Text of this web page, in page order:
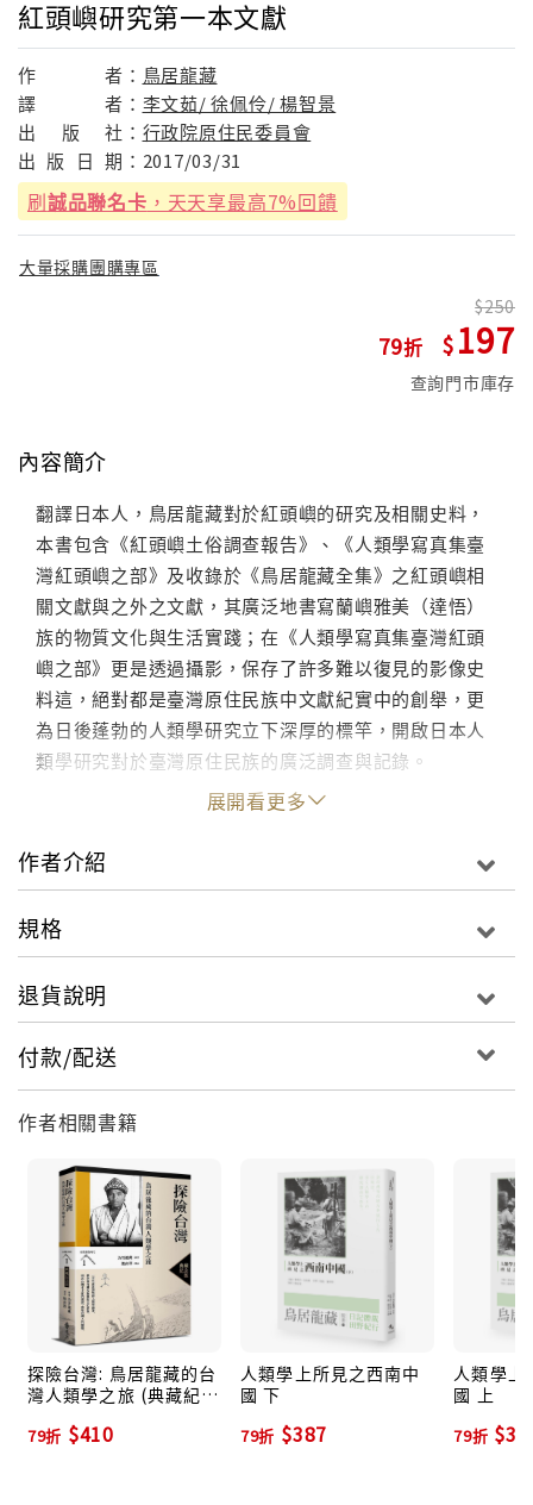
紅頭嶼研究第一本文獻
作 者： 鳥居龍藏
譯
者： 李文茹/ 徐佩伶/ 楊智景
出
版 社： 行政院原住民委員會
出 版 日 期： 2017/03/31
刷誠品聯名卡 ，天天享最高7%回饋
大量採購團購專區
79
250
197
查詢門市庫存
內容簡介
翻譯日本人，鳥居龍藏對於紅頭嶼的研究及相關史料，
本書包含《紅頭嶼土俗調查報告》、《人類學寫真集臺
灣紅頭嶼之部》及收錄於《鳥居龍藏全集》之紅頭嶼相
關文獻與之外之文獻，其廣泛地書寫蘭嶼雅美（達悟）
族的物質文化與生活實踐；在《人類學寫真集臺灣紅頭
嶼之部》更是透過攝影，保存了許多難以復見的影像史
料這，絕對都是臺灣原住民族中文獻紀實中的創舉，更
為日後蓬勃的人類學研究立下深厚的標竿，開啟日本人
類學研究對於臺灣原住民族的廣泛調查與記錄。
展開看更多
作者介紹
規格
退貨說明
付款/配送
作者相關書籍
探險台灣: 鳥居龍藏的台
灣人類學之旅 (典藏紀念
79折 $410
人類學上所見之西南中
國 下
79折 $387
人類學上
國 上
79折